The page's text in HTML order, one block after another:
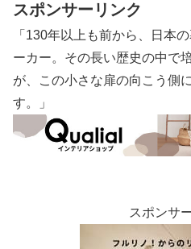
スポンサーリンク
「130年以上も前から、日本
ーカー。その長い歴史の中で
が、この小さな扉の向こう側
す。」
スポンサ